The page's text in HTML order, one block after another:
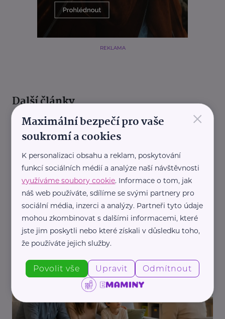
REKLAMA
Další články
Nadační fond SPOLUŽIVOT
Někdy stačí někdo, kdo si udělá čas. Hostitelská
péče hledá nové zájemce
Děti Dospívání Náhradní rodič, pěstoun, hostitel
×
Maximální bezpečí pro vaše
soukromí a cookies
K personalizaci obsahu a reklam, poskytování
funkcí sociálních médií a analýze naší návštěvnosti
využíváme soubory cookie. Informace o tom, jak
náš web používáte, sdílíme se svými partnery pro
sociální média, inzerci a analýzy. Partneři tyto údaje
mohou zkombinovat s dalšími informacemi, které
jste jim poskytli nebo které získali v důsledku toho,
že používáte jejich služby.
Povolit vše Upravit Odmítnout